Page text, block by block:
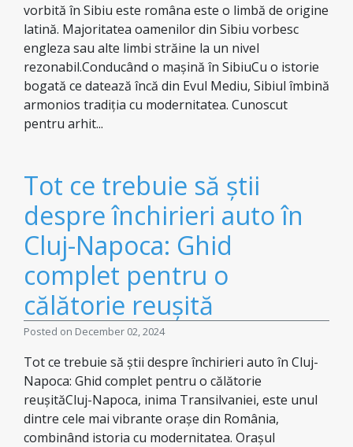
vorbită în Sibiu este româna este o limbă de origine
latină. Majoritatea oamenilor din Sibiu vorbesc
engleza sau alte limbi străine la un nivel
rezonabil.Conducând o mașină în SibiuCu o istorie
bogată ce datează încă din Evul Mediu, Sibiul îmbină
armonios tradiția cu modernitatea. Cunoscut
pentru arhit...
Tot ce trebuie să știi
despre închirieri auto în
Cluj-Napoca: Ghid
complet pentru o
călătorie reușită
Posted on December 02, 2024
Tot ce trebuie să știi despre închirieri auto în Cluj-
Napoca: Ghid complet pentru o călătorie
reușităCluj-Napoca, inima Transilvaniei, este unul
dintre cele mai vibrante orașe din România,
combinând istoria cu modernitatea. Orașul